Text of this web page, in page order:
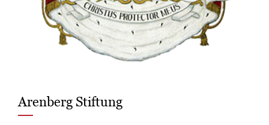
Arenberg Stiftung